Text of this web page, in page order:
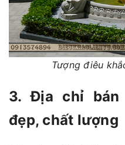
Tượng điêu
3. Địa chỉ bán
đẹp, chất lượng